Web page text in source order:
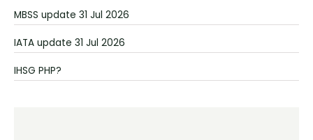
MBSS update 31 Jul 2026
IATA update 31 Jul 2026
IHSG PHP?